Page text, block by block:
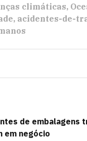
climáticas
acidentes-de-
de embalagens
em negócio